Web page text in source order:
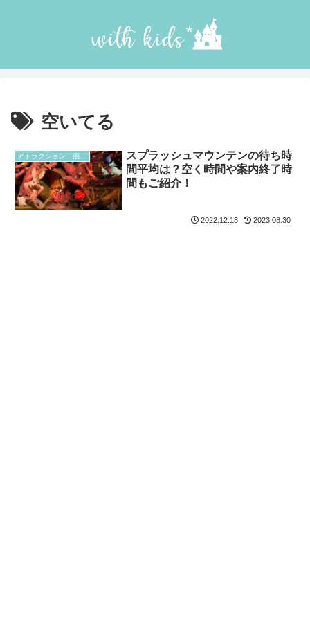
空いてる
アトラクション 混雑予想
スプラッシュマウンテンの待ち時
間平均は？空く時間や案内終了時
間もご紹介！
2022.12.13 2023.08.30